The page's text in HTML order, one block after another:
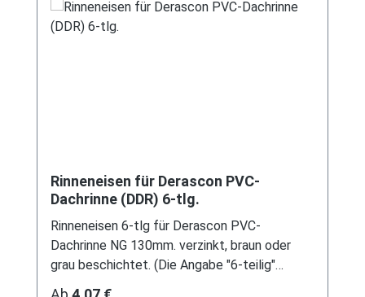
Rinneneisen für Derascon PVC-
Dachrinne (DDR) 6-tlg.
Rinneneisen 6-tlg für Derascon PVC-
Dachrinne NG 130mm. verzinkt, braun oder
grau beschichtet. (Die Angabe "6-teilig"
bezeichnet die Größe des Artikels, nicht die